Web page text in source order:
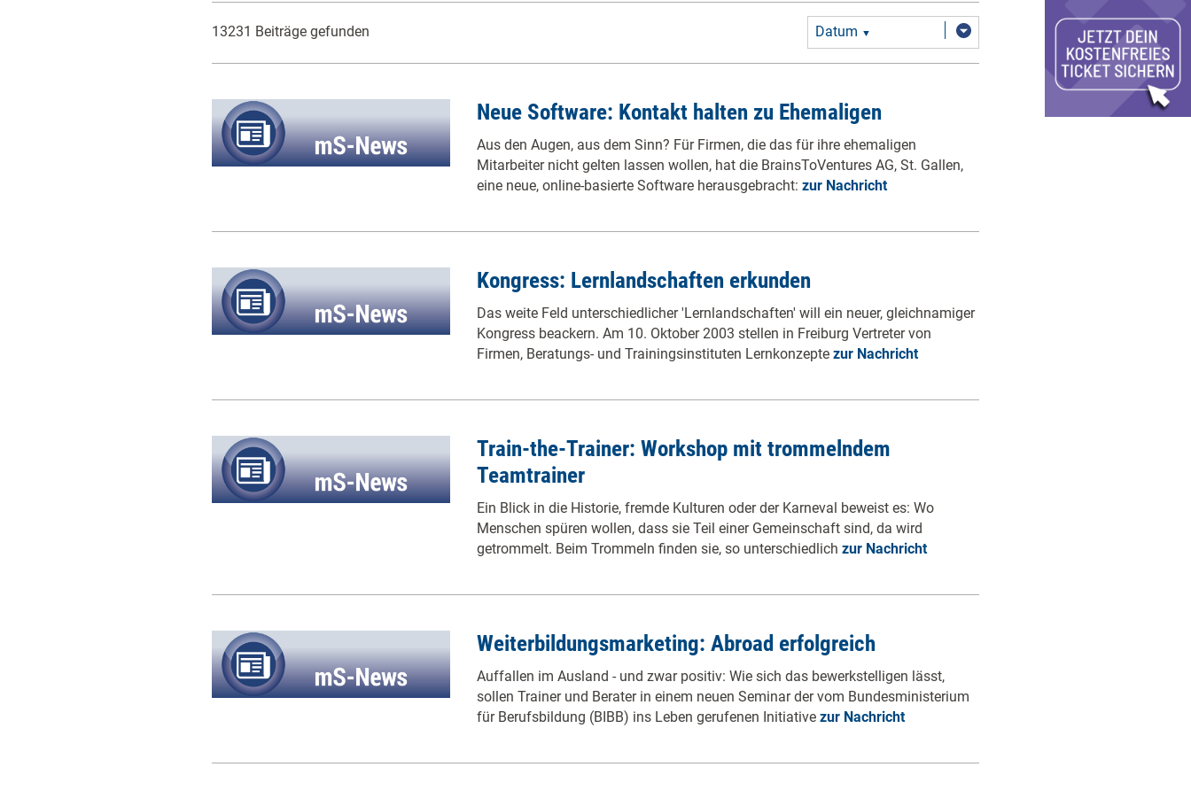
13231 Beiträge gefunden Datum ▼
Neue Software: Kontakt halten zu Ehemaligen
Aus den Augen, aus dem Sinn? Für Firmen, die das für ihre ehemaligen
Mitarbeiter nicht gelten lassen wollen, hat die BrainsToVentures AG, St. Gallen,
eine neue, online-basierte Software herausgebracht: zur Nachricht
Kongress: Lernlandschaften erkunden
Das weite Feld unterschiedlicher 'Lernlandschaften' will ein neuer, gleichnamiger
Kongress beackern. Am 10. Oktober 2003 stellen in Freiburg Vertreter von
Firmen, Beratungs- und Trainingsinstituten Lernkonzepte zur Nachricht
Train-the-Trainer: Workshop mit trommelndem
Teamtrainer
Ein Blick in die Historie, fremde Kulturen oder der Karneval beweist es: Wo
Menschen spüren wollen, dass sie Teil einer Gemeinschaft sind, da wird
getrommelt. Beim Trommeln finden sie, so unterschiedlich zur Nachricht
Weiterbildungsmarketing: Abroad erfolgreich
Auffallen im Ausland - und zwar positiv: Wie sich das bewerkstelligen lässt,
sollen Trainer und Berater in einem neuen Seminar der vom Bundesministerium
für Berufsbildung (BIBB) ins Leben gerufenen Initiative zur Nachricht